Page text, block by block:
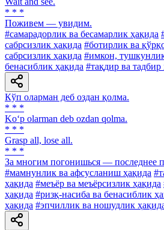
* * *
Поживем — увидим.
#самарадорлик ва бесамарлик ҳақида
сабрсизлик ҳақида #ботирлик ва
сабрсизлик ҳақида #имкон,
бенасиблик ҳақида #тақдир ва тадбир
Кўп оларман деб оздан қолма.
* * *
Ko‘p olarman deb ozdan qolma.
* * *
Grasp all, lose all.
* * *
За многим погонишься — последнее
#мамнунлик ва афсусланиш ҳақида
ҳақида #меъёр ва меъёрсизлик ҳақида
ҳақида #ризқ-насиба ва бенасиблик
ҳақида #эпчиллик ва ношудлик